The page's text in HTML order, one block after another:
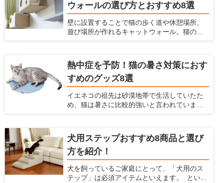
といでしまいやすい代表的な場所は、壁・
柱・ソファーなどがあげられます。愛猫の不
適切な場所での爪とぎの対策は「愛猫が好む
爪とぎ場を十分に用意すること」です。 今回
ウォールの選び方とおすすめ8選
壁に設置することで猫の歩く道や休憩場所、
遊び場所が作れるキャットウォール。猫の祖
場所にいた方が外敵から身を守りやすい」と
いう本能から安心感がうまれます。 また猫の
行動可能範囲が三次元化されることにより、
猫のストレス解消・運動不足解消にも役立ち
ます。 最近のキャットウォールには、複数の
パーツをそれぞれ設置し組み合わせて使うも
事では、キャットウォールの選び方とおすす
め商品を紹介します。
熱中症を予防！猫の暑さ対策におす
すめのグッズ8選
イエネコの祖先は砂漠地帯で生活していたた
め、猫は暑さに比較的強いと言われていま
発汗による体温調節ができません。 体温が急
激に上がるとなかなか体温を下げられず、夏
の暑い時期には熱中症になってしまう危険性
があります。 熱中症になると命を落とす可能
性もあるので、飼い主はしっかり猫の暑さ対
策をしてあげなくてはなりません。 そこで今
犬用ステップおすすめ8商品と選び
方を紹介！
犬を飼っているご家庭にとって、「犬用のス
テップ」は必須アイテムといえます。 という